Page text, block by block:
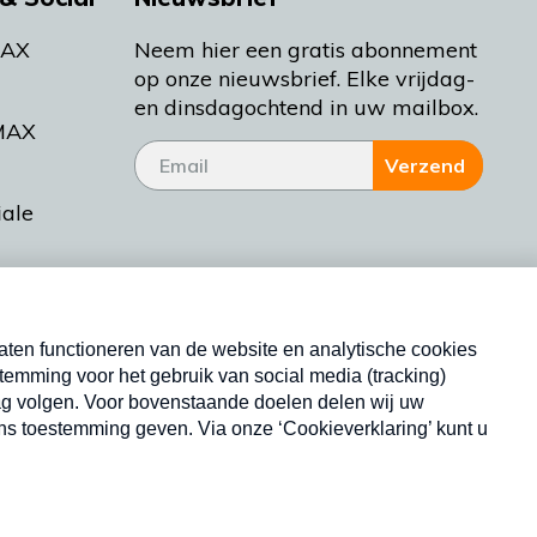
Bakt
Neem hier een gratis abonnement
op onze nieuwsbrief. Elke vrijdag-
en dinsdagochtend in uw mailbox.
Verzend
Nieuwsbrief
Neem hier een gratis abonnement op onze